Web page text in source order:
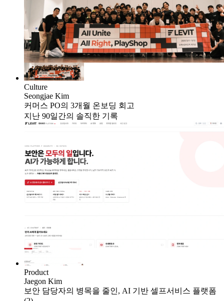
Culture
Seongjae Kim
커머스 PO의 3개월 온보딩 회고
지난 90일간의 솔직한 기록
Product
Jaegon Kim
보안 담당자의 병목을 줄인, AI 기반 셀프서비스 플랫폼